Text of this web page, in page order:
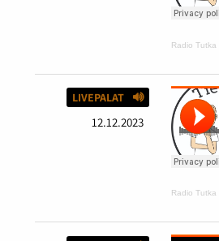
Radio Tutka
LIVEPALAT
12.12.2023
Radio Tutka